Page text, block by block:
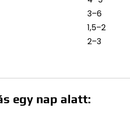
3–6
1,5–2
2–3
egy nap alatt: